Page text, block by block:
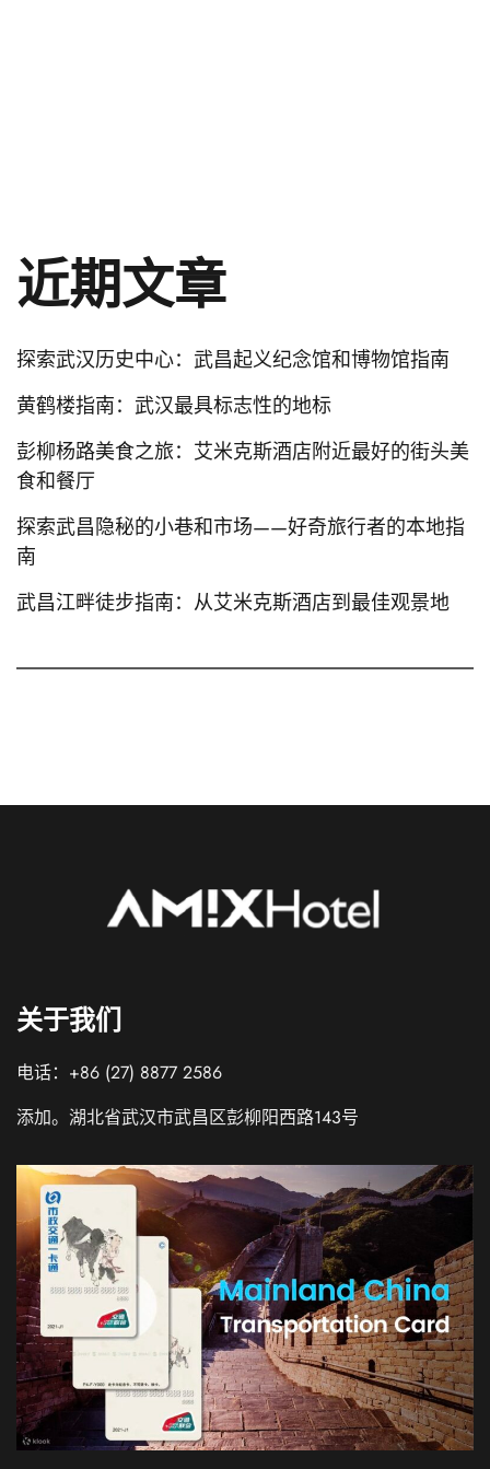
近期文章
探索武汉历史中心：武昌起义纪念馆和博物馆指南
黄鹤楼指南：武汉最具标志性的地标
彭柳杨路美食之旅：艾米克斯酒店附近最好的街头美
食和餐厅
探索武昌隐秘的小巷和市场——好奇旅行者的本地指
南
武昌江畔徒步指南：从艾米克斯酒店到最佳观景地
关于我们
电话：+86 (27) 8877 2586
添加。湖北省武汉市武昌区彭柳阳西路143号
Russian